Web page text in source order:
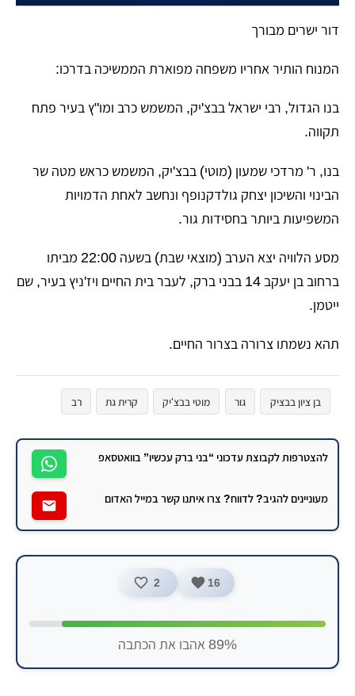
​דור ישרים מבורך
​המנוח הותיר אחריו משפחה מפוארת הממשיכה בדרכו:
​בנו הגדול, רבי ישראל בבצ'יק, המשמש כרב ומו"ץ בעיר פתח
תקווה.
​בנו, ר' מרדכי שמעון (מוטי) בבצ'יק, המשמש כראש מטה שר
הבינוי והשיכון יצחק גולדקנופף ונחשב לאחת הדמויות
המשפיעות ביותר בחסידות גור.
​מסע הלוויה יצא הערב (מוצאי שבת) בשעה 22:00 מביתו
ברחוב בן יעקב 14 בבני ברק, לעבר בית החיים ויז'ניץ בעיר, שם
ייטמן.
​תהא נשמתו צרורה בצרור החיים.
בן ציון בבציק גור מוטי בבצ'יק קרית גת רב
להצטרפות לקבוצת עדכוני “בני ברק עכשיו” בוואטסאפ
מעוניינים להגיב? לדווח? צרו איתנו קשר במייל האדום
16
2
89% אהבו את הכתבה